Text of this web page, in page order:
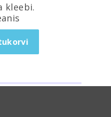
kleebi.